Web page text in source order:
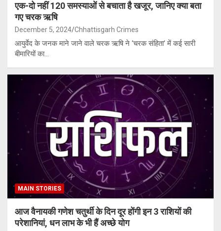
एक-दो नहीं 120 समस्याओं से बचाता है खजूर, जानिए क्या बता
गए चरक ऋषि
December 5, 2024 Chhattisgarh Crimes
आयुर्वेद के जनक माने जाने वाले चरक ऋषि ने ‘चरक संहिता’ में कई सारी
बीमारियों का…
MAIN STORIES
आज वैनायकी गणेश चतुर्थी के दिन दूर होंगी इन 3 राशियों की
परेशानियां, धन लाभ के भी हैं अच्छे योग